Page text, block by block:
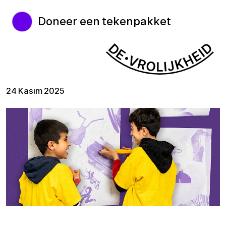
Doneer een tekenpakket
24 Kasım 2025